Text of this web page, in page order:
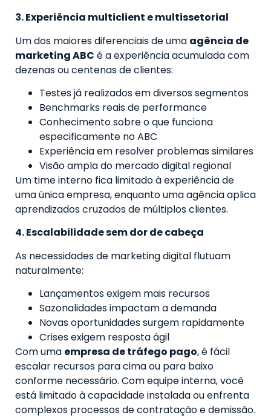
3. Experiência multiclient e multissetorial
Um dos maiores diferenciais de uma agência de
marketing ABC é a experiência acumulada com
dezenas ou centenas de clientes:
Testes já realizados em diversos segmentos
Benchmarks reais de performance
Conhecimento sobre o que funciona
especificamente no ABC
Experiência em resolver problemas similares
Visão ampla do mercado digital regional
Um time interno fica limitado à experiência de
uma única empresa, enquanto uma agência aplica
aprendizados cruzados de múltiplos clientes.
4. Escalabilidade sem dor de cabeça
As necessidades de marketing digital flutuam
naturalmente:
Lançamentos exigem mais recursos
Sazonalidades impactam a demanda
Novas oportunidades surgem rapidamente
Crises exigem resposta ágil
Com uma empresa de tráfego pago, é fácil
escalar recursos para cima ou para baixo
conforme necessário. Com equipe interna, você
está limitado à capacidade instalada ou enfrenta
complexos processos de contratação e demissão.